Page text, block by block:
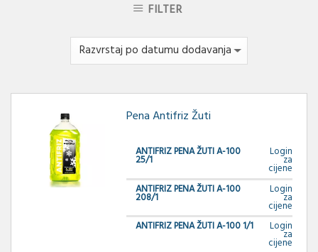
FILTER
Pena Antifriz Žuti
ANTIFRIZ PENA ŽUTI A-100
25/1
Login
za
cijene
ANTIFRIZ PENA ŽUTI A-100
208/1
Login
za
cijene
ANTIFRIZ PENA ŽUTI A-100 1/1
Login
za
cijene